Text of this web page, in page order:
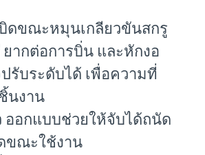
ดขณะหมุนเกลียวขันสกรู
ากต่อการบิ่น และหักงอ
รับระดับได้ เพื่อความที่
นงาน
ออกแบบช่วยให้จับได้ถนัด
ขณะใช้งาน